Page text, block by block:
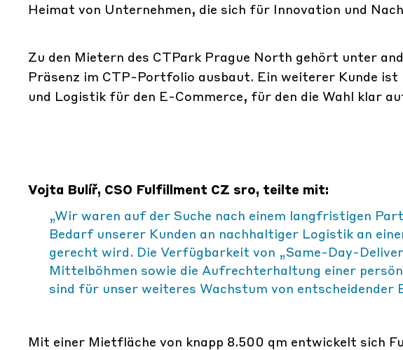
Heimat von Unternehmen, die sich für Innovation und
Zu den Mietern des CTPark Prague North gehört unter
Präsenz im CTP-Portfolio ausbaut. Ein weiterer Kunde
und Logistik für den E-Commerce, für den die Wahl klar
Vojta Bulíř, CSO Fulfillment CZ sro, teilte mit:
„Wir waren auf der Suche nach einem langfristigen
Bedarf unserer Kunden an nachhaltiger Logistik an
gerecht wird. Die Verfügbarkeit von „Same-Day-
Mittelböhmen sowie die Aufrechterhaltung einer
sind für unser weiteres Wachstum von entscheidender
Mit einer Mietfläche von knapp 8.500 qm entwickelt sich